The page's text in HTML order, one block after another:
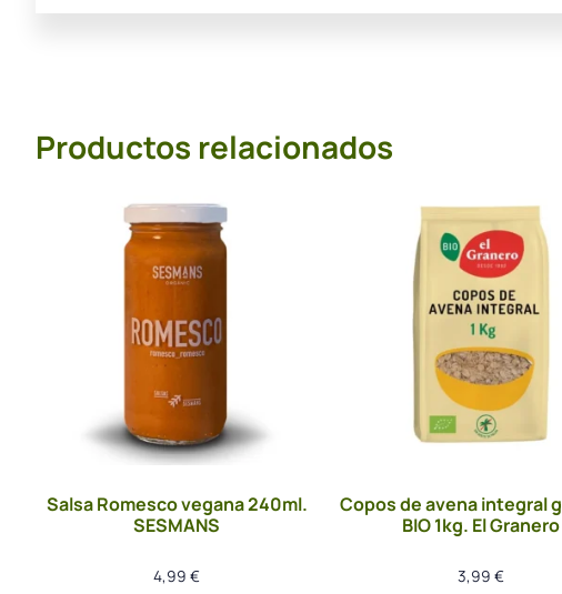
Productos relacionados
Salsa Romesco vegana 240ml.
SESMANS
4,99 €
Copos de avena integral
BIO 1kg. El Granero
3,99 €